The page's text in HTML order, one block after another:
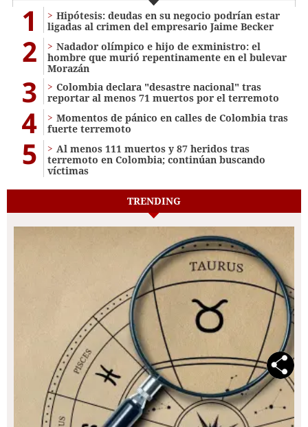
1
Hipótesis: deudas en su negocio podrían estar
ligadas al crimen del empresario Jaime Becker
2
Nadador olímpico e hijo de exministro: el
hombre que murió repentinamente en el bulevar
Morazán
3
Colombia declara "desastre nacional" tras
reportar al menos 71 muertos por el terremoto
4
Momentos de pánico en calles de Colombia tras
fuerte terremoto
5
Al menos 111 muertos y 87 heridos tras
terremoto en Colombia; continúan buscando
víctimas
TRENDING